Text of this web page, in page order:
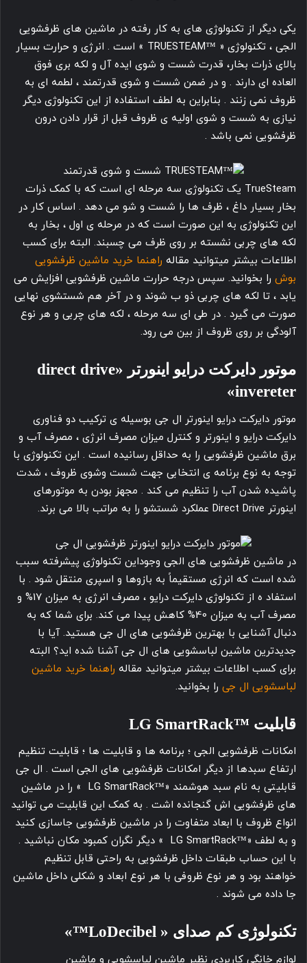
یکی دیگر از تکنولوژی های به کار رفته در ماشین های ظرفشویی
الجی ، تکنولوژی « ™TRUESTEAM » است . انرژی و حرارت بسیار
بالای ذرات بخار، قدرت شست و شوی ایده آل و لکه بری فوق
العاده ای دارند . و در ضمن شست و شوی قدرتمند ، لطمه ای به
ظروف نمی زنند . بنابراین به لطف استفاده از این تکنولوژی دیگر
نیازی به شست و شوی اولیه ی ظروف قبل از قرار دادن درون
ظرفشویی نمی باشد .
TrueSteam یک تکنولوژی سه مرحله ای است که با کمک ذرات
بخار بسیار داغ ، ظرف ها را شست و شو می دهد . اساس کار در
این تکنولوژی به این صورت است که در مرحله ی اول ، بخار به
لکه های چربی نشسته بر روی ظرف می چسبند. البته برای کسب
اطلاعات بیشتر میتوانید مقاله راهنما خرید ماشین ظرفشویی
بوش را بخوانید. سپس درجه حرارت ماشین ظرفشویی افزایش می
یابد ، تا لکه های چربی ذو ب شوند و در آخر هم شستشوی نهایی
صورت می گیرد . در طی ای سه مرحله ، لکه های چربی و هر نوع
آلودگی بر روی ظروف از بین می رود.
موتور دایرکت درایو اینورتر «direct drive
invereter»
موتور دایرکت درایو اینورتر ال جی بوسیله ی ترکیب دو فناوری
دایرکت درایو و اینورتر و کنترل میزان مصرف انرژی ، مصرف آب و
برق ماشین ظرفشویی را به حداقل رسانیده است . این تکنولوژی با
توجه به نوع برنامه ی انتخابی جهت شست وشوی ظروف ، شدت
پاشیده شدن آب را تنظیم می کند . مجهز بودن به موتورهای
اینورتر Direct Drive عملکرد شستشو را به مراتب بالا می برند.
در ماشین ظرفشویی های الجی وجوداین تکنولوژی پیشرفته سبب
شده است که انرژی مستقیماً به بازوها و اسپری منتقل شود . با
استفاد ه از تکنولوژی دایرکت درایو ، مصرف انرژی به میزان 17% و
مصرف آب به میزان 40% کاهش پیدا می کند. برای شما که به
دنبال آشنایی با بهترین ظرفشویی های ال جی هستید. آیا با
جدیدترین ماشین لباسشویی های ال جی آشنا شده اید؟ البته
برای کسب اطلاعات بیشتر میتوانید مقاله راهنما خرید ماشین
لباسشویی ال جی را بخوانید.
قابلیت ™LG SmartRack
امکانات ظرفشویی الجی ؛ برنامه ها و قابلیت ها ؛ قابلیت تنظیم
ارتفاع سبدها از دیگر امکانات ظرفشویی های الجی است . ال جی
قابلیتی به نام سبد هوشمند «™LG SmartRack » را در ماشین
های ظرفشویی اش گنجانده اشت . به کمک این قابلیت می توانید
انواع ظروف با ابعاد متفاوت را در ماشین ظرفشویی جاسازی کنید
و به لطف «™LG SmartRack » دیگر نگران کمبود مکان نباشید .
با این حساب طبقات داخل ظرفشویی به راحتی قابل تنظیم
خواهند بود و هر نوع ظروفی با هر نوع ابعاد و شکلی داخل ماشین
جا داده می شوند .
تکنولوژی کم صدای « LoDecibel™»
لوازم خانگی کاربردی نظیر ماشین لباسشویی و ماشین